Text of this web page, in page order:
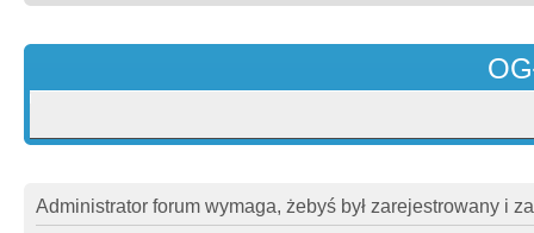
Administrator forum wymaga, żebyś był zarejestrowany i